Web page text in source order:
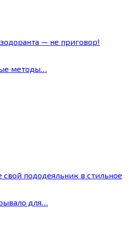
— не приговор!
методы…
свой пододеяльник в стильное
для…